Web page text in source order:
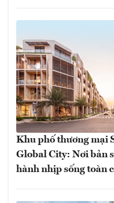
Khu phố thương mại
Global City: Nơi bản
hành nhịp sống toàn